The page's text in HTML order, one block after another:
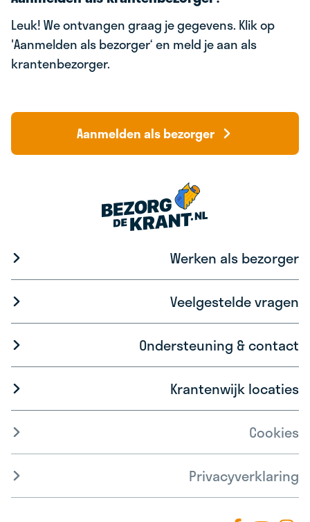
Leuk! We ontvangen graag je gegevens. Klik op
'Aanmelden als bezorger‘ en meld je aan als
krantenbezorger.
Aanmelden als bezorger
Werken als bezorger
Veelgestelde vragen
Ondersteuning & contact
Krantenwijk locaties
Cookies
Privacyverklaring